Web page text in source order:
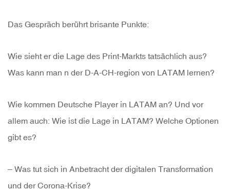
Das Gespräch berührt brisante Punkte:
Wie sieht er die Lage des Print-Markts tatsächlich aus?
Was kann man n der D-A-CH-region von LATAM lernen?
Wie kommen Deutsche Player in LATAM an? Und vor
allem auch: Wie ist die Lage in LATAM? Welche Optionen
gibt es?
– Was tut sich in Anbetracht der digitalen Transformation
und der Corona-Krise?